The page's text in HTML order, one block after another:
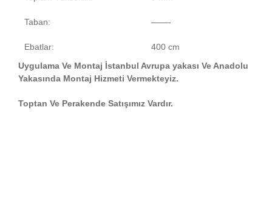
Taban: ——-
Ebatlar:
400 cm
Uygulama Ve Montaj İstanbul Avrupa yakası Ve Anadolu
Yakasında Montaj Hizmeti Vermekteyiz.
Toptan Ve Perakende Satışımız Vardır.